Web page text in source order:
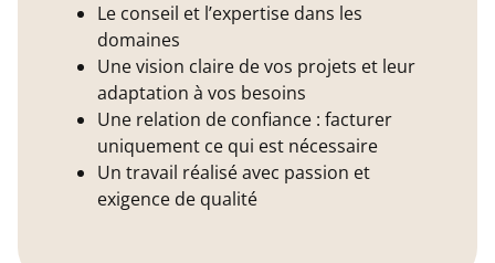
Le conseil et l’expertise dans les
domaines
Une vision claire de vos projets et leur
adaptation à vos besoins
Une relation de confiance : facturer
uniquement ce qui est nécessaire
Un travail réalisé avec passion et
exigence de qualité